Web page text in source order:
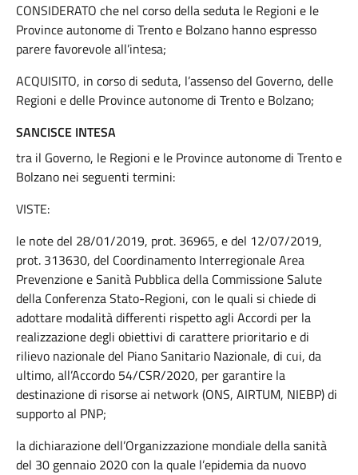
CONSIDERATO che nel corso della seduta le Regioni e le
Province autonome di Trento e Bolzano hanno espresso
parere favorevole all’intesa;
ACQUISITO, in corso di seduta, l’assenso del Governo, delle
Regioni e delle Province autonome di Trento e Bolzano;
SANCISCE INTESA
tra il Governo, le Regioni e le Province autonome di Trento e
Bolzano nei seguenti termini:
VISTE:
le note del 28/01/2019, prot. 36965, e del 12/07/2019,
prot. 313630, del Coordinamento Interregionale Area
Prevenzione e Sanità Pubblica della Commissione Salute
della Conferenza Stato-Regioni, con le quali si chiede di
adottare modalità differenti rispetto agli Accordi per la
realizzazione degli obiettivi di carattere prioritario e di
rilievo nazionale del Piano Sanitario Nazionale, di cui, da
ultimo, all’Accordo 54/CSR/2020, per garantire la
destinazione di risorse ai network (ONS, AIRTUM, NIEBP) di
supporto al PNP;
la dichiarazione dell’Organizzazione mondiale della sanità
del 30 gennaio 2020 con la quale l’epidemia da nuovo